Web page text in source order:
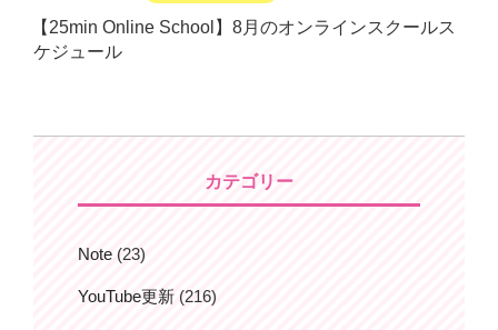
日:【25min Online School】8月のオンラインスクールス
ケジュール
カテゴリー
Note (23)
YouTube更新 (216)